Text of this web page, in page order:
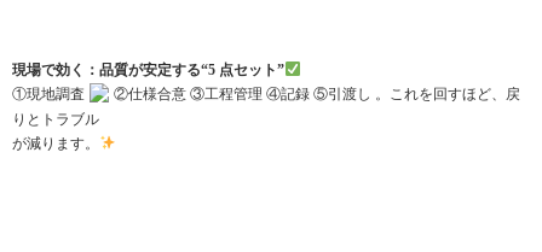
現場で効く：品質が安定する“5 点セット”
①現地調査
②仕様合意 ③工程管理 ④記録 ⑤引渡し 。これを回すほど、戻
りとトラブル
が減ります。